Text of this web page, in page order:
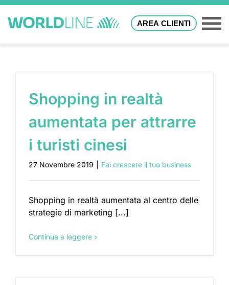
AREA CLIENTI
Shopping in realtà
aumentata per attrarre
i turisti cinesi
27 Novembre 2019 Fai crescere il tuo business
Shopping in realtà aumentata al centro delle
strategie di marketing [...]
Continua a leggere